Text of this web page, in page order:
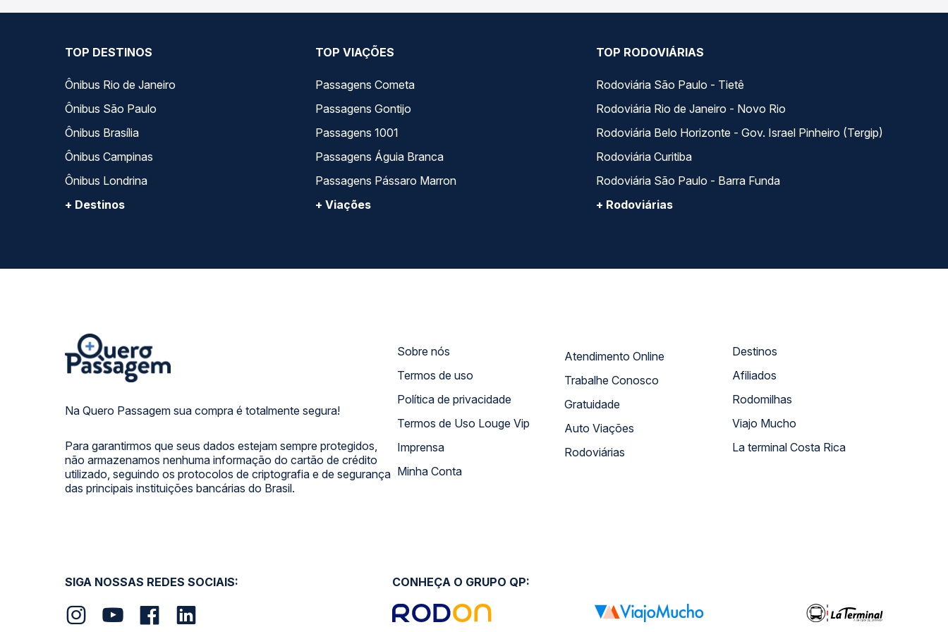
TOP DESTINOS
Ônibus Rio de Janeiro
Ônibus São Paulo
Ônibus Brasília
Ônibus Campinas
Ônibus Londrina
+ Destinos
TOP VIAÇÕES
Passagens Cometa
Passagens Gontijo
Passagens 1001
Passagens Águia Branca
Passagens Pássaro Marron
+ Viações
TOP RODOVIÁRIAS
Rodoviária São Paulo - Tietê
Rodoviária Rio de Janeiro - Novo Rio
Rodoviária Belo Horizonte - Gov. Israel Pinheiro (Tergip)
Rodoviária Curitiba
Rodoviária São Paulo - Barra Funda
+ Rodoviárias
Na Quero Passagem sua compra é totalmente segura!
Para garantirmos que seus dados estejam sempre protegidos,
não armazenamos nenhuma informação do cartão de crédito
utilizado, seguindo os protocolos de criptografia e de segurança
das principais instituições bancárias do Brasil.
Sobre nós
Termos de uso
Política de privacidade
Termos de Uso Louge Vip
Imprensa
Minha Conta
Atendimento Online
Trabalhe Conosco
Gratuidade
Auto Viações
Rodoviárias
Destinos
Afiliados
Rodomilhas
Viajo Mucho
La terminal Costa Rica
SIGA NOSSAS REDES SOCIAIS: CONHEÇA O GRUPO QP: